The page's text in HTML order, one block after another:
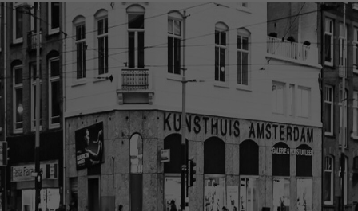
Nieuwstraat 35
2312 KA Leiden
+31(0)71 – 52 84 480
info@kunsthuisleiden.nl
Lees meer